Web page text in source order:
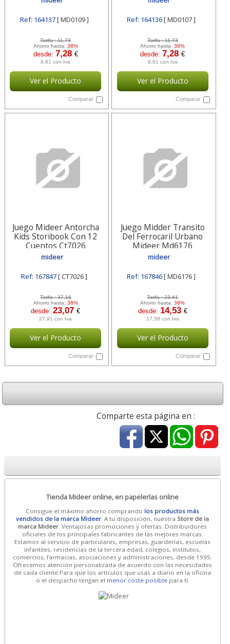
Ref: 164137[ MD0109 ]
Tarifa :11,73
Ahorro hasta: 38%
desde: 7,28 €
8,81 con Iva
Ver el Producto
Comparar
Ref: 164136[ MD0107 ]
Tarifa :11,73
Ahorro hasta:38%
desde: 7,28€
8,81 con Iva
Ver el Producto
Comparar
Juego Mideer Antorcha
Kids Storibook Con 12
Cuentos Ct7026
mideer
Ref: 167847[ CT7026 ]
Tarifa :37,16
Ahorro hasta: 38%
desde:23,07€
27,91 con Iva
Ver el Producto
Comparar
Juego Midder Transito
Del Ferrocaril Urbano
Mideer Md6176
mideer
Ref: 167846[ MD6176 ]
Tarifa :23,41
Ahorro hasta:38%
desde: 14,53 €
17,58 con Iva
Ver el Producto
Comparar
Comparte esta página en :
Tienda Mideer online, en papelerías online
Consigue el máximo ahorro comprando los productos más
vendidos de la marca Mideer. A tu disposición, nuestra Store de la
marca Mideer. Ventajosas promociones y ofertas. Distribuidores
oficiales de los principales fabricantes de las mejores marcas.
Estamos al servicio de particulares, empresas, guarderías, escuelas
infantiles, residencias de la tercera edad, colegios, institutos,
comercios, farmacias, asociaciones y administraciones, desde 1995.
Ofrecemos atención personalizada de acuerdo con las necesidades
de cada cliente.Para que los artículos que usas a diario en la oficina
o el despacho tengan el menor coste posiblepara tí.